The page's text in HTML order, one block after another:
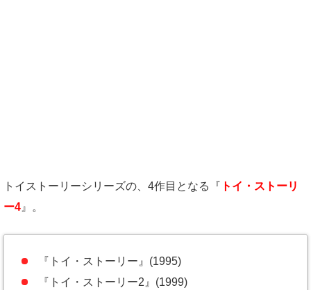
トイストーリーシリーズの、4作目となる『 トイ・ストーリ
ー4 』。
『トイ・ストーリー』(1995)
『トイ・ストーリー2』(1999)